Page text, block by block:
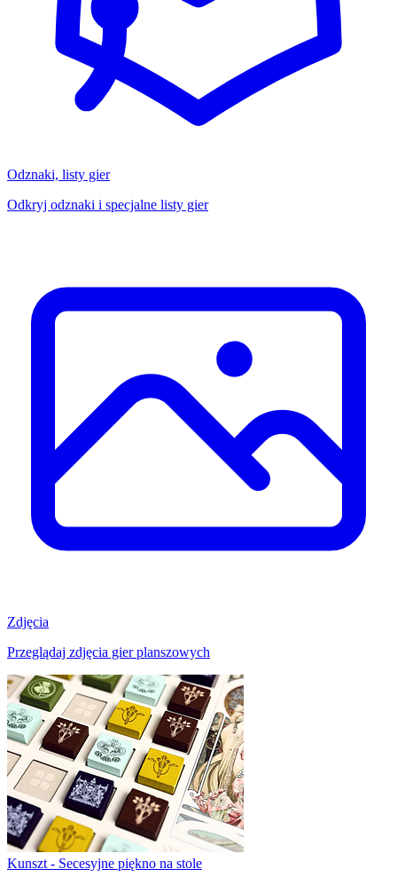
Odznaki, listy gier
Odkryj odznaki i specjalne listy gier
Zdjęcia
Przeglądaj zdjęcia gier planszowych
Kunszt - Secesyjne piękno na stole